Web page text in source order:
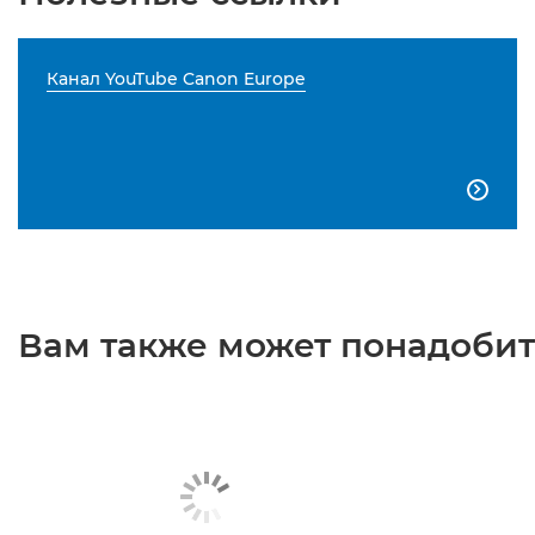
Канал YouTube Canon Europe

Вам также может